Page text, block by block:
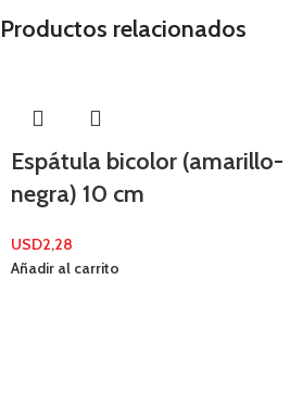
Productos relacionados
Espátula bicolor (amarillo-
negra) 10 cm
USD2,28
Añadir al carrito